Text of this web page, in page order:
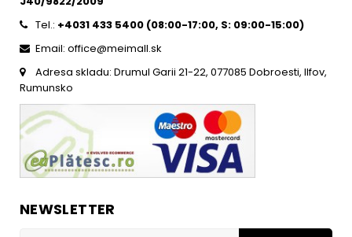
Tel.: +4031 433 5400 (08:00-17:00, S: 09:00-15:00)
Email: office@meimall.sk
Adresa skladu: Drumul Garii 21-22, 077085 Dobroesti, Ilfov,
Rumunsko
NEWSLETTER